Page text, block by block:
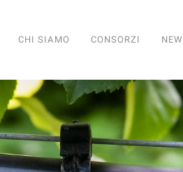
CHI SIAMO CONSORZI